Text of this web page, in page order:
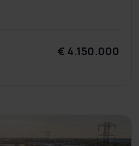
€ 4.150.000